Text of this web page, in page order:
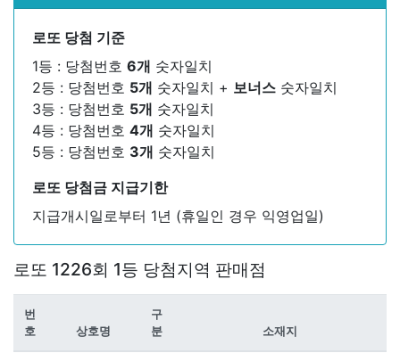
로또 당첨 기준
1등 : 당첨번호 6개 숫자일치
2등 : 당첨번호 5개 숫자일치 + 보너스 숫자일치
3등 : 당첨번호 5개 숫자일치
4등 : 당첨번호 4개 숫자일치
5등 : 당첨번호 3개 숫자일치
로또 당첨금 지급기한
지급개시일로부터 1년 (휴일인 경우 익영업일)
로또 1226회 1등 당첨지역 판매점
번
호
상호명
구
분
소재지